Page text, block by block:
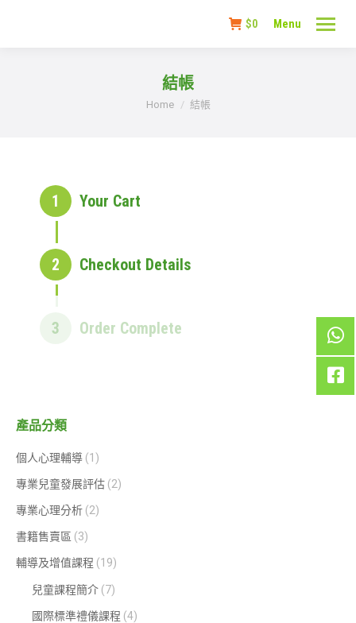
$0 Menu
結帳
You are here:
Home 結帳
Your Cart
1
Checkout Details
2
Order Complete
3
產品分類
個人心理輔導 (1)
專業兒童發展評估 (2)
專業心理分析 (2)
書籍售賣區 (3)
輔導及增值課程 (19)
兒童課程簡介 (7)
國際標準禮儀課程 (4)